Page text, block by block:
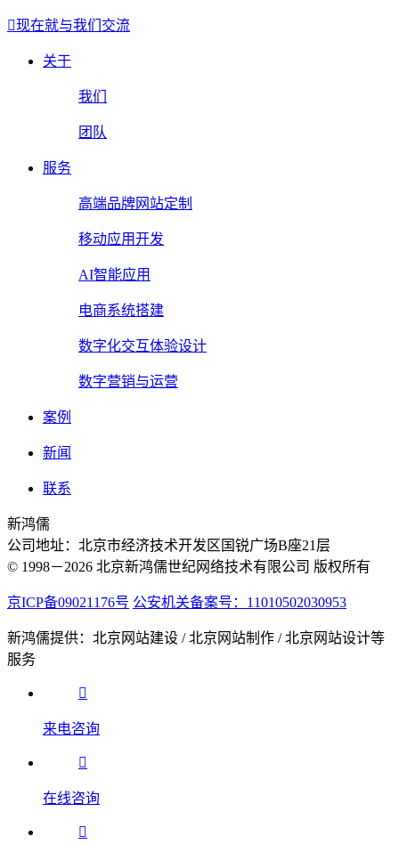
现在就与我们交流
关于
我们
团队
服务
高端品牌网站定制
移动应用开发
AI智能应用
电商系统搭建
数字化交互体验设计
数字营销与运营
案例
新闻
联系
新鸿儒
公司地址：北京市经济技术开发区国锐广场B座21层
© 1998－2026 北京新鸿儒世纪网络技术有限公司 版权所有
京ICP备09021176号 公安机关备案号：11010502030953
新鸿儒提供：北京网站建设 / 北京网站制作 / 北京网站设计等
服务
来电咨询
在线咨询